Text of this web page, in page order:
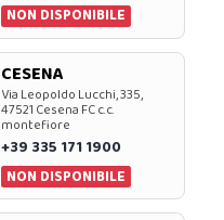
NON DISPONIBILE
CESENA
Via Leopoldo Lucchi, 335,
47521 Cesena FC c.c.
montefiore
+39 335 171 1900
NON DISPONIBILE